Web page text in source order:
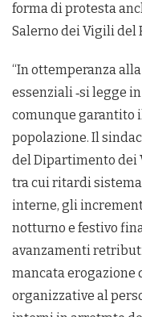
forma di protesta
Salerno dei Vigili del
“In ottemperanza
essenziali ‐si legge
comunque garantito
popolazione. Il
del Dipartimento dei
tra cui ritardi
interne, gli
notturno e festivo
avanzamenti
mancata erogazione
organizzative al